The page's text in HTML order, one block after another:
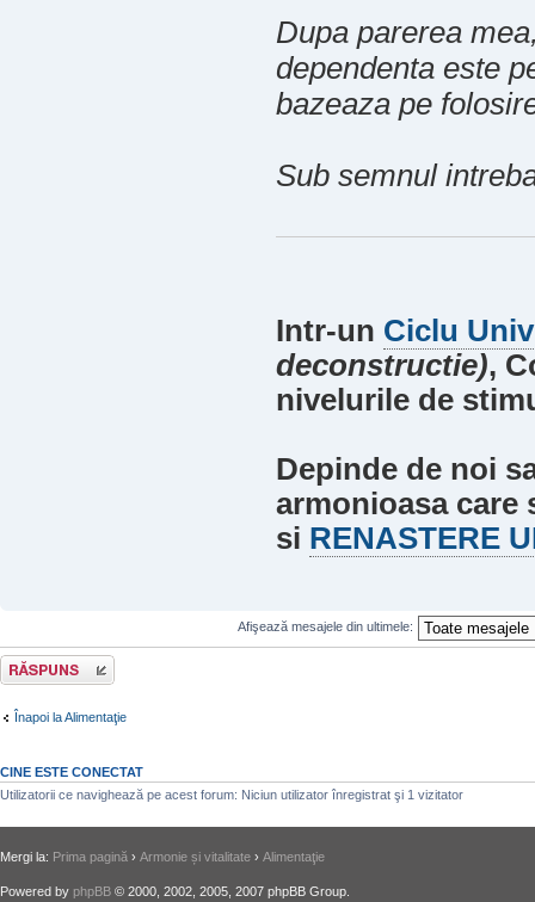
Dupa parerea
dependenta este
bazeaza pe
Sub semnul
Intr-un Ciclu
deconstructie),
nivelurile de
Depinde de noi
armonioasa care
si RENASTERE
Afişează mesajele din ultimele:
Răspunde
Înapoi la Alimentaţie
CINE ESTE CONECTAT
Utilizatorii ce navighează pe acest forum: Niciun utilizator înregistrat şi 1 vizitator
Mergi la: Prima pagină › Armonie și vitalitate › Alimentaţie
Powered by phpBB © 2000, 2002, 2005, 2007 phpBB Group.